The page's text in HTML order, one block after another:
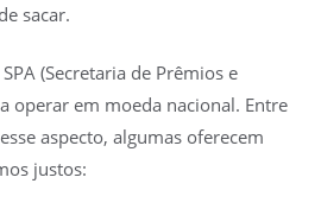
sacar.
(Secretaria de Prêmios e
operar em moeda nacional. Entre
aspecto, algumas oferecem
justos: